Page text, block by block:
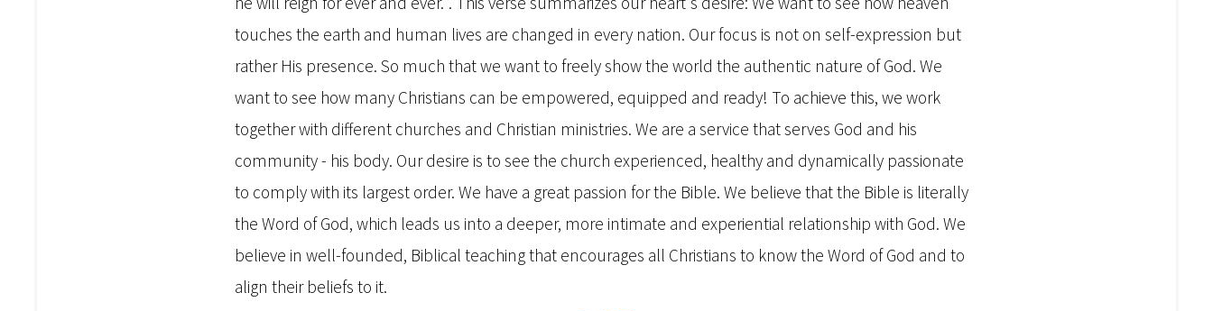
touches the earth and human lives are changed in every nation. Our focus is not on self-expression but
rather His presence. So much that we want to freely show the world the authentic nature of God. We
want to see how many Christians can be empowered, equipped and ready! To achieve this, we work
together with different churches and Christian ministries. We are a service that serves God and his
community - his body. Our desire is to see the church experienced, healthy and dynamically passionate
to comply with its largest order. We have a great passion for the Bible. We believe that the Bible is literally
the Word of God, which leads us into a deeper, more intimate and experiential relationship with God. We
believe in well-founded, Biblical teaching that encourages all Christians to know the Word of God and to
align their beliefs to it.